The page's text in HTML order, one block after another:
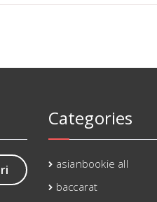
Categories
asianbookie all
baccarat